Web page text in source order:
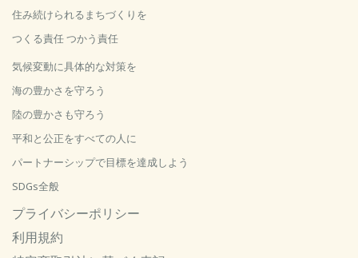
住み続けられるまちづくりを
つくる責任 つかう責任
気候変動に具体的な対策を
海の豊かさを守ろう
陸の豊かさも守ろう
平和と公正をすべての人に
パートナーシップで目標を達成しよう
SDGs全般
プライバシーポリシー
利用規約